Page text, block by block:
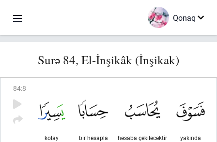
Qonaq
Surə 84, El-İnşikâk (İnşikak)
84:8
yakında
hesaba çekilecektir
bir hesapla
kolay